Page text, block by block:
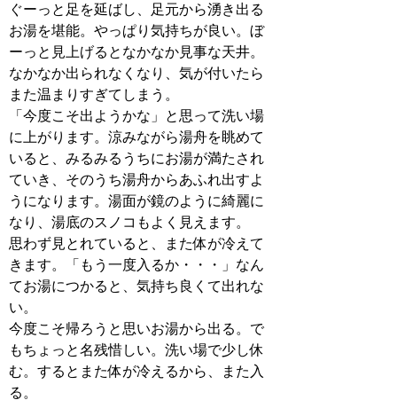
ぐーっと足を延ばし、足元から湧き出る
お湯を堪能。やっぱり気持ちが良い。ぼ
ーっと見上げるとなかなか見事な天井。
なかなか出られなくなり、気が付いたら
また温まりすぎてしまう。
「今度こそ出ようかな」と思って洗い場
に上がります。涼みながら湯舟を眺めて
いると、みるみるうちにお湯が満たされ
ていき、そのうち湯舟からあふれ出すよ
うになります。湯面が鏡のように綺麗に
なり、湯底のスノコもよく見えます。
思わず見とれていると、また体が冷えて
きます。「もう一度入るか・・・」なん
てお湯につかると、気持ち良くて出れな
い。
今度こそ帰ろうと思いお湯から出る。で
もちょっと名残惜しい。洗い場で少し休
む。するとまた体が冷えるから、また入
る。